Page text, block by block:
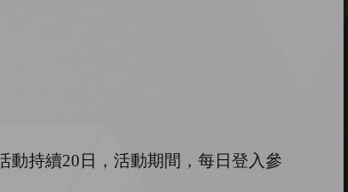
動持續20日，活動期間，每日登入參